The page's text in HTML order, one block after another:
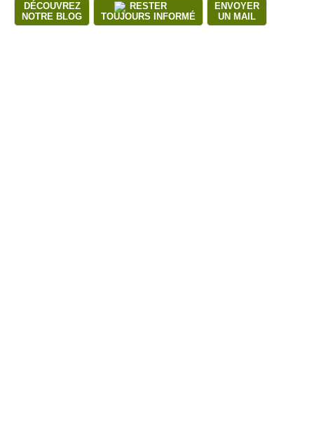
DÉCOUVREZ
NOTRE BLOG
RESTER
TOUJOURS INFORMÉ
ENVOYER
UN MAIL